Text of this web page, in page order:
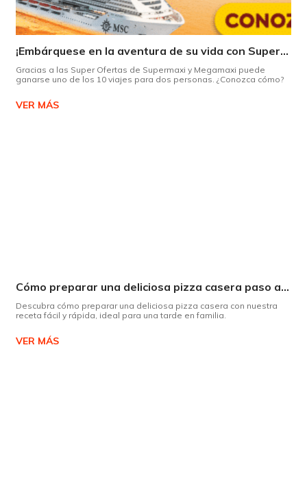
¡Embárquese en la aventura de su vida con Supermaxi!
Gracias a las Super Ofertas de Supermaxi y Megamaxi puede
ganarse uno de los 10 viajes para dos personas. ¿Conozca cómo?
VER MÁS
Cómo preparar una deliciosa pizza casera paso a paso
Descubra cómo preparar una deliciosa pizza casera con nuestra
receta fácil y rápida, ideal para una tarde en familia.
VER MÁS